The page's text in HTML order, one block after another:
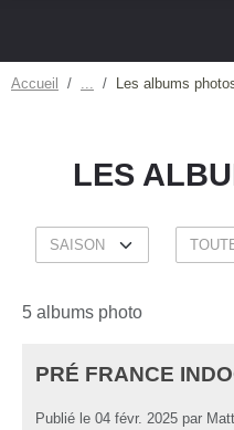
Accueil Les albums
LES
5 albums photo
PRÉ FRANCE
Publié le 04 févr. 2025 par